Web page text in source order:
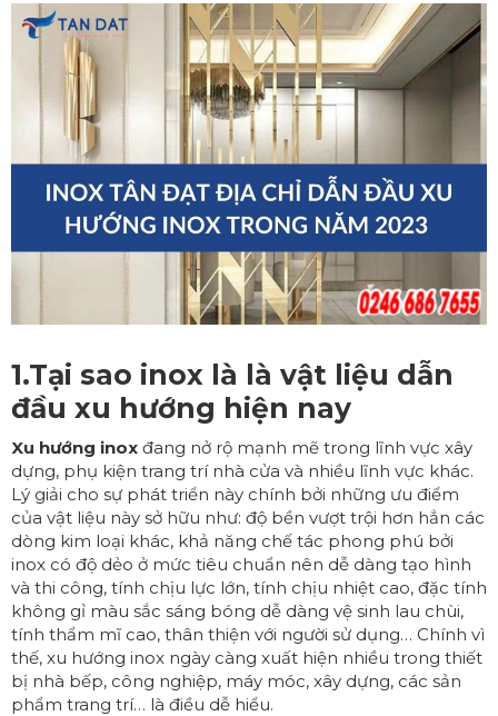
1.Tại sao inox là là vật liệu dẫn
đầu xu hướng hiện nay
Xu hướng inox đang nở rộ mạnh mẽ trong lĩnh vực xây
dựng, phụ kiện trang trí nhà cửa và nhiều lĩnh vực khác.
Lý giải cho sự phát triển này chính bởi những ưu điểm
của vật liệu này sở hữu như: độ bền vượt trội hơn hẳn các
dòng kim loại khác, khả năng chế tác phong phú bởi
inox có độ dẻo ở mức tiêu chuẩn nên dễ dàng tạo hình
và thi công, tính chịu lực lớn, tính chịu nhiệt cao, đặc tính
không gỉ màu sắc sáng bóng dễ dàng vệ sinh lau chùi,
tính thẩm mĩ cao, thân thiện với người sử dụng… Chính vì
thế, xu hướng inox ngày càng xuất hiện nhiều trong thiết
bị nhà bếp, công nghiệp, máy móc, xây dựng, các sản
phẩm trang trí… là điều dễ hiểu.